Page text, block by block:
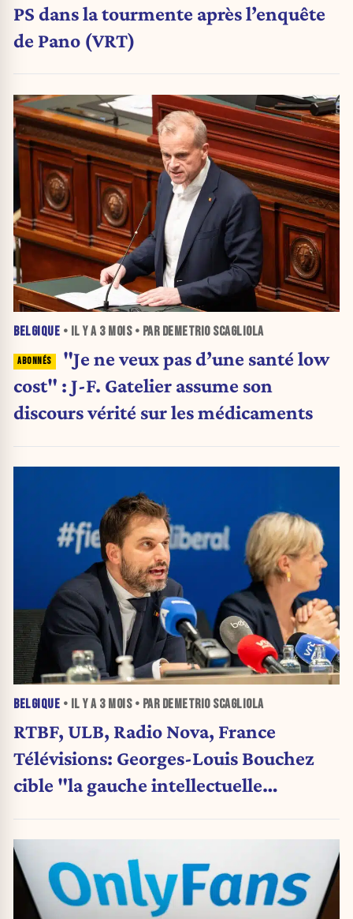
PS dans la tourmente après l’enquête
de Pano (VRT)
BELGIQUE • IL Y A 3 MOIS• PAR DEMETRIO SCAGLIOLA
"Je ne veux pas d’une santé low
cost" : J-F. Gatelier assume son
discours vérité sur les médicaments
BELGIQUE • IL Y A 3 MOIS• PAR DEMETRIO SCAGLIOLA
RTBF, ULB, Radio Nova, France
Télévisions: Georges-Louis Bouchez
cible "la gauche intellectuelle